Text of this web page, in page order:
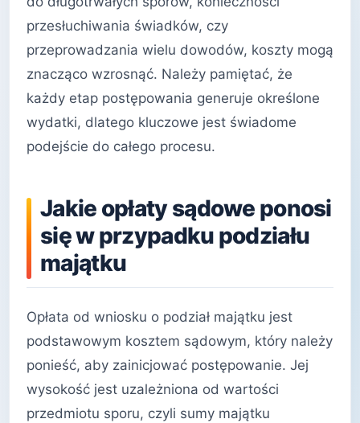
przesłuchiwania świadków, czy
przeprowadzania wielu dowodów, koszty mogą
znacząco wzrosnąć. Należy pamiętać, że
każdy etap postępowania generuje określone
wydatki, dlatego kluczowe jest świadome
podejście do całego procesu.
Jakie opłaty sądowe ponosi
się w przypadku podziału
majątku
Opłata od wniosku o podział majątku jest
podstawowym kosztem sądowym, który należy
ponieść, aby zainicjować postępowanie. Jej
wysokość jest uzależniona od wartości
przedmiotu sporu, czyli sumy majątku